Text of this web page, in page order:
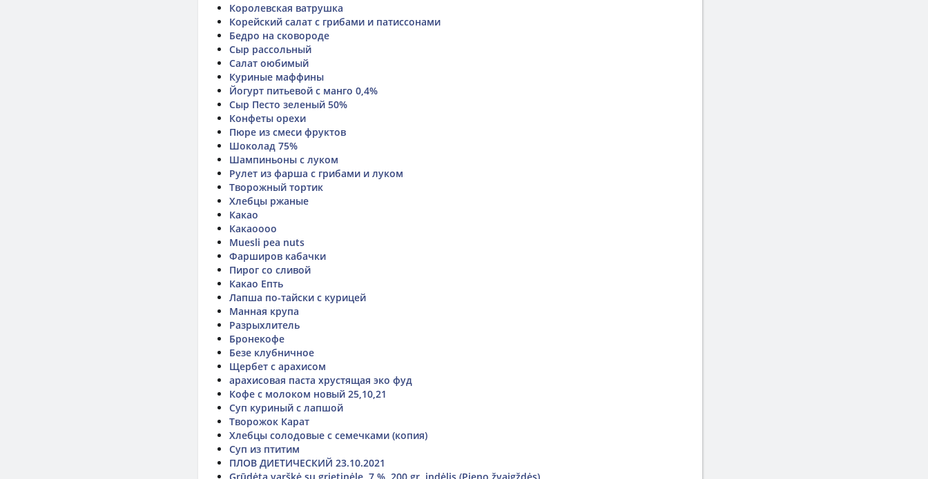
Королевская ватрушка
Корейский салат с грибами и патиссонами
Бедро на сковороде
Сыр рассольный
Салат оюбимый
Куриные маффины
Йогурт питьевой с манго 0,4%
Сыр Песто зеленый 50%
Конфеты орехи
Пюре из смеси фруктов
Шоколад 75%
Шампиньоны с луком
Рулет из фарша с грибами и луком
Творожный тортик
Хлебцы ржаные
Какао
Какаоооо
Muesli pea nuts
Фарширов кабачки
Пирог со сливой
Какао Епть
Лапша по-тайски с курицей
Манная крупа
Разрыхлитель
Бронекофе
Безе клубничное
Щербет с арахисом
арахисовая паста хрустящая эко фуд
Кофе с молоком новый 25,10,21
Суп куриный с лапшой
Творожок Карат
Хлебцы солодовые с семечками (копия)
Суп из птитим
ПЛОВ ДИЕТИЧЕСКИЙ 23.10.2021